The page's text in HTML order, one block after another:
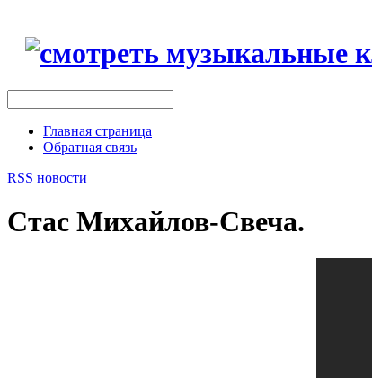
Главная страница
Обратная связь
RSS новости
Стас Михайлов-Свеча.